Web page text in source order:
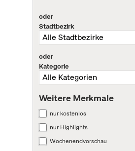
oder
Stadtbezirk
oder
Kategorie
Weitere Merkmale
nur kostenlos
nur Highlights
Wochenendvorschau